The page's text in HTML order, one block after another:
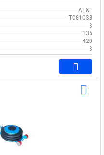
AE&T
T08103B
3
135
420
3